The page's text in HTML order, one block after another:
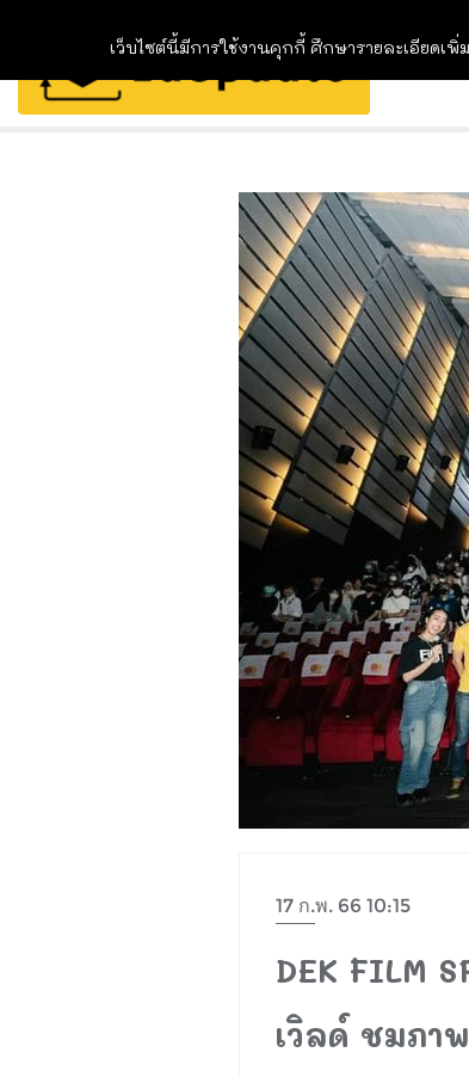
17 ก.พ. 66 10:15
DEK FILM
เวิลด์ ชมภ
เว็บไซต์นี้มีการใช้งานคุกกี้ ศึกษารายละเอียดเพิ่